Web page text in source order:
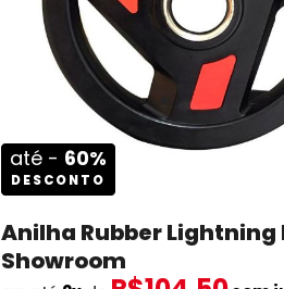
até - 60%
DESCONTO
Anilha Rubber Lightning
Showroom